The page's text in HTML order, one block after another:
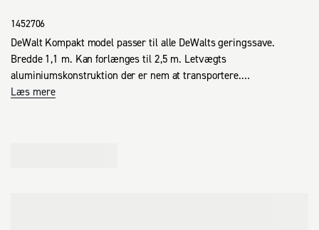
1452706
DeWalt Kompakt model passer til alle DeWalts geringssave.
Bredde 1,1 m. Kan forlænges til 2,5 m. Letvægts
aluminiumskonstruktion der er nem at transportere.
Stativet kan bære op til 182 kg. Integrerede sammenfoldelige ben
Læs mere